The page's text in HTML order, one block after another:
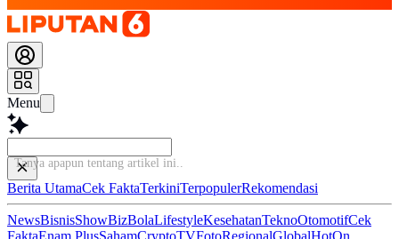
Menu
Tanya apapun tentang ar
Berita UtamaCek FaktaTerkiniTerpopulerRekomendasi
NewsBisnisShowBizBolaLifestyleKesehatanTeknoOtomotifCek